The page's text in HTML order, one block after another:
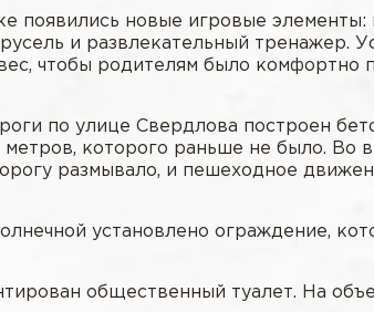
появились новые игровые элементы:
и развлекательный тренажер.
чтобы родителям было комфортно
по улице Свердлова построен
метров, которого раньше не было. Во
размывало, и пешеходное
установлено ограждение,
общественный туалет. На